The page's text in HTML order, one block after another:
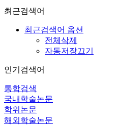
최근검색어
최근검색어 옵션
전체삭제
자동저장끄기
인기검색어
통합검색
국내학술논문
학위논문
해외학술논문